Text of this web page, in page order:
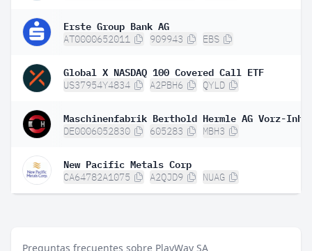
Erste Group Bank AG
AT0000652011 909943 EBS
Global X NASDAQ 100 Covered Call ETF
US37954Y4834 A2PBH6 QYLD
DE0006052830 605283 MBH3
New Pacific Metals Corp
CA64782A1075 A2QJD9 NUAG
Preguntas frecuentes sobre PlayWay SA